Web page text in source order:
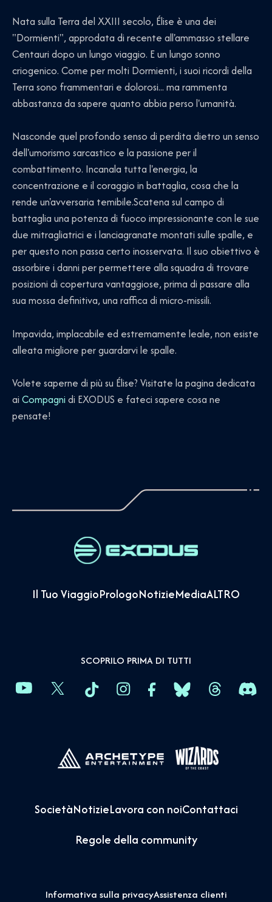
Nata sulla Terra del XXIII secolo, Élise è una dei
"Dormienti", approdata di recente all'ammasso stellare
Centauri dopo un lungo viaggio. E un lungo sonno
criogenico. Come per molti Dormienti, i suoi ricordi della
Terra sono frammentari e dolorosi... ma rammenta
abbastanza da sapere quanto abbia perso l'umanità.
Nasconde quel profondo senso di perdita dietro un senso
dell'umorismo sarcastico e la passione per il
combattimento. Incanala tutta l'energia, la
concentrazione e il coraggio in battaglia, cosa che la
rende un'avversaria temibile.Scatena sul campo di
battaglia una potenza di fuoco impressionante con le sue
due mitragliatrici e i lanciagranate montati sulle spalle, e
per questo non passa certo inosservata. Il suo obiettivo è
assorbire i danni per permettere alla squadra di trovare
posizioni di copertura vantaggiose, prima di passare alla
sua mossa definitiva, una raffica di micro-missili.
Impavida, implacabile ed estremamente leale, non esiste
alleata migliore per guardarvi le spalle.
Volete saperne di più su Élise? Visitate la pagina dedicata
ai Compagni di EXODUS e fateci sapere cosa ne
pensate!
Il Tuo ViaggioPrologoNotizieMediaALTRO
SCOPRILO PRIMA DI TUTTI
SocietàNotizieLavora con noiContattaci
Regole della community
Informativa sulla privacyAssistenza clienti